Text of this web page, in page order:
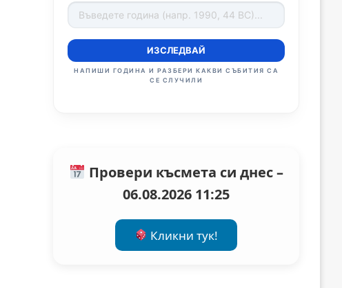
ИЗСЛЕДВАЙ
НАПИШИ ГОДИНА И РАЗБЕРИ КАКВИ СЪБИТИЯ СА
СЕ СЛУЧИЛИ
Провери късмета си днес –
06.08.2026 11:25
Кликни тук!